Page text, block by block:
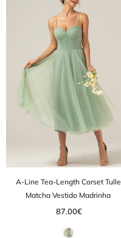
A-Line Tea-Length Corset Tulle
Matcha Vestido Madrinha
87.00€